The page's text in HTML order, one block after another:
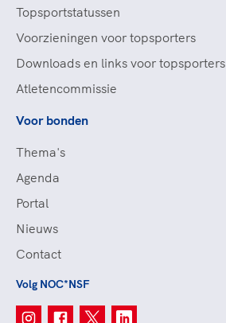
Topsportstatussen
Voorzieningen voor topsporters
Downloads en links voor topsporters
Atletencommissie
Voor bonden
Thema's
Agenda
Portal
Nieuws
Contact
Volg NOC*NSF